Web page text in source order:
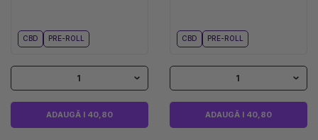
CBD PRE-ROLL
1
ADAUGĂ I 40,80
CBD PRE-ROLL
1
ADAUGĂ I 40,80